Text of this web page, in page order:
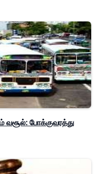
வசூல்: போக்குவரத்து